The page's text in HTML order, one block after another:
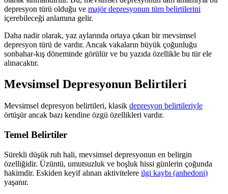
depresyon türü olduğu ve majör depresyonun tüm belirtilerini
içerebileceği anlamına gelir.
Daha nadir olarak, yaz aylarında ortaya çıkan bir mevsimsel
depresyon türü de vardır. Ancak vakaların büyük çoğunluğu
sonbahar-kış döneminde görülür ve bu yazıda özellikle bu tür ele
alınacaktır.
Mevsimsel Depresyonun Belirtileri
Mevsimsel depresyon belirtileri, klasik depresyon belirtileriyle
örtüşür ancak bazı kendine özgü özellikleri vardır.
Temel Belirtiler
Sürekli düşük ruh hali, mevsimsel depresyonun en belirgin
özelliğidir. Üzüntü, umutsuzluk ve boşluk hissi günlerin çoğunda
hakimdir. Eskiden keyif alınan aktivitelere ilgi kaybı (anhedoni)
yaşanır.